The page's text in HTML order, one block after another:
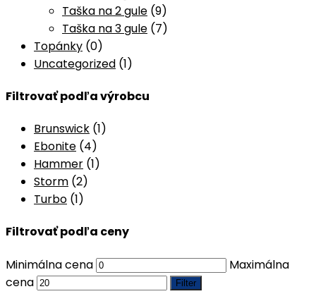
Taška na 2 gule (9)
Taška na 3 gule (7)
Topánky (0)
Uncategorized (1)
Filtrovať podľa výrobcu
Brunswick (1)
Ebonite (4)
Hammer (1)
Storm (2)
Turbo (1)
Filtrovať podľa ceny
Minimálna cena
Maximálna
cena
Filter